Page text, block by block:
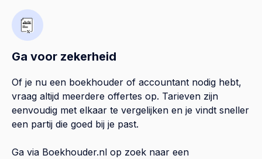
Ga voor zekerheid
Of je nu een boekhouder of accountant nodig hebt,
vraag altijd meerdere offertes op. Tarieven zijn
eenvoudig met elkaar te vergelijken en je vindt sneller
een partij die goed bij je past.
Ga via Boekhouder.nl op zoek naar een